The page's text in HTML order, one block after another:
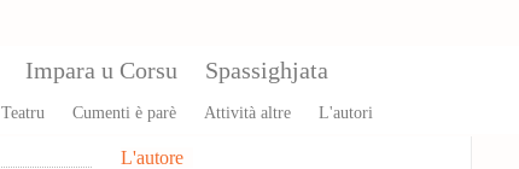
Teatru Cumenti è parè Attività altre L'autori
Impara u Corsu Spassighjata
L'autore